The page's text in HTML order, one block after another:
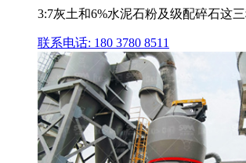
3:7灰土和6%水泥石粉及级配碎石这
联系电话: 180 3780 8511